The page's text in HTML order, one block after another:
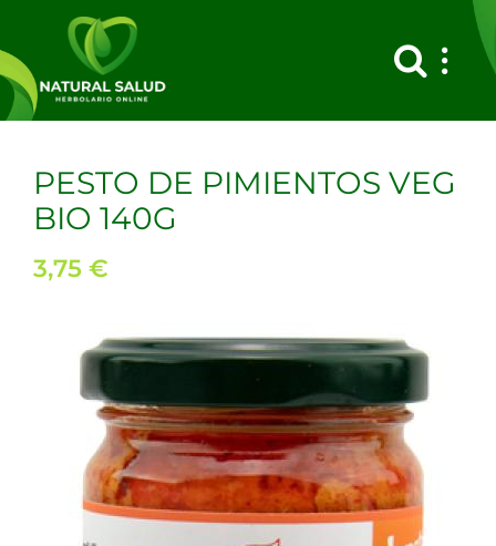
contenido
PESTO DE PIMIENTOS VEG
BIO 140G
3,75 €